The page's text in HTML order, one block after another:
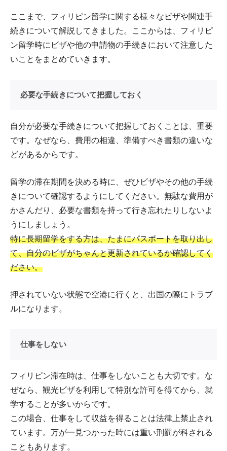
ここまで、フィリピン留学に関する様々なビザや関連手
続きについて解説してきました。ここからは、フィリピ
ン留学時にビザや他の申請物の手続きにおいて注意した
いことをまとめていきます。
必要な手続きについて把握しておく
自分が必要な手続きについて把握しておくことは、重要
です。なぜなら、費用の相違、準備すべき書類の違いな
どがあるからです。
留学の滞在期間を決める時に、ぜひビザやその他の手続
きについて確認するようにしてください。無駄な費用が
かさんだり、必要な書類を持って行き忘れたりしないよ
うにしましょう。
特に長期留学をする方は、たまにパスポートを取り出し
て、自分のビザがちゃんと更新されているか確認してく
ださい。
押されていない状態で空港に行くと、出国の際にトラブ
ルになります。
仕事をしない
フィリピン滞在時は、仕事をしないことも大切です。な
ぜなら、観光ビザを利用して特別な許可を得てから、就
学することが多いからです。
この場合、仕事をして収益を得ることは法律上禁止され
ています。万が一見つかった時には重い刑罰が科される
こともあります。